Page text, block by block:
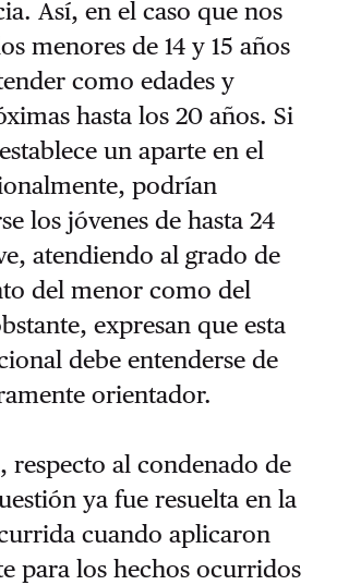
Así, en el caso que nos
menores de 14 y 15 años
como edades y
hasta los 20 años. Si
un aparte en el
podrían
los jóvenes de hasta 24
atendiendo al grado de
del menor como del
expresan que esta
debe entenderse de
orientador.
respecto al condenado de
ya fue resuelta en la
cuando aplicaron
para los hechos ocurridos